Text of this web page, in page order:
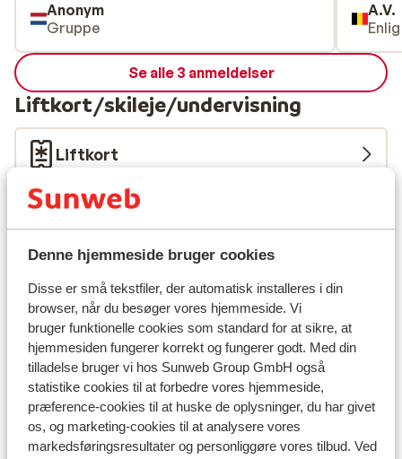
Denne hjemmeside bruger cookies
Disse er små tekstfiler, der automatisk installeres i din
browser, når du besøger vores hjemmeside. Vi
bruger funktionelle cookies som standard for at sikre, at
hjemmesiden fungerer korrekt og fungerer godt. Med din
tilladelse bruger vi hos Sunweb Group GmbH også
statistike cookies til at forbedre vores hjemmeside,
præference-cookies til at huske de oplysninger, du har givet
os, og marketing-cookies til at analysere vores
markedsføringsresultater og personliggøre vores tilbud. Ved
Anonym
Gruppe
A.V.
Se alle 3 anmeldelser
Liftkort/skileje/undervisning
Liftkort
Undervisning
Skileje
Andre overnatningssteder i Les Trois
Vallées
Résidence P&V Premium Les Crêts
Résidence Les Fermes de Méribel